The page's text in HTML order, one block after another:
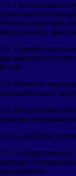
3.2. Организация и
тематических
учетом возрастных
мероприятий,
3.3. Развитие
организаторских
Клуба.
3.4. Развитие
познавательных
3.5. Воспитание
культуре и
3.6. Содействие
3.7. Сотрудничество
помощи и
мероприятий.